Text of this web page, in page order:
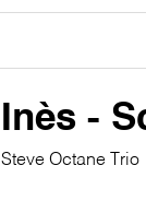
Inès -
Steve Octane Trio